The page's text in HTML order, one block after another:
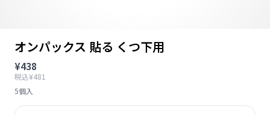
オンパックス 貼る くつ下用
¥438
税込¥481
5個入